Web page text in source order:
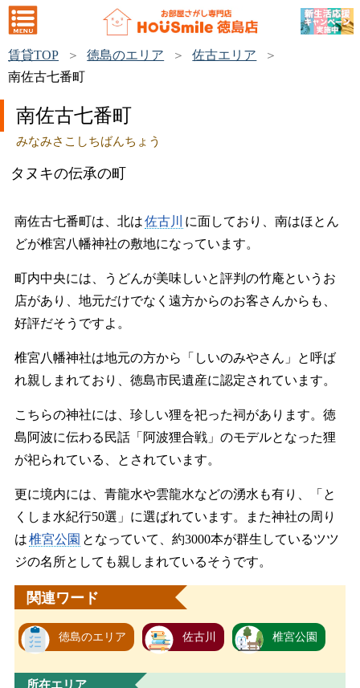
賃貸TOP 徳島のエリア
佐古エリア
南佐古七番町
南佐古七番町
みなみさこしちばんちょう
タヌキの伝承の町
南佐古七番町は、北は佐古川
に面しており、南はほとん
どが椎宮八幡神社の敷地になっています。
町内中央には、うどんが美味しいと評判の竹庵というお
店があり、地元だけでなく遠方からのお客さんからも、
好評だそうですよ。
椎宮八幡神社は地元の方から「しいのみやさん」と呼ば
れ親しまれており、徳島市民遺産に認定されています。
こちらの神社には、珍しい狸を祀った祠があります。徳
島阿波に伝わる民話「阿波狸合戦」のモデルとなった狸
が祀られている、とされています。
更に境内には、青龍水や雲龍水などの湧水も有り、「と
くしま水紀行50選」に選ばれています。また神社の周り
は椎宮公園 となっていて、約3000本が群生しているツツ
ジの名所としても親しまれているそうです。
関連ワード
徳島のエリア 佐古川 椎宮公園
所在エリア